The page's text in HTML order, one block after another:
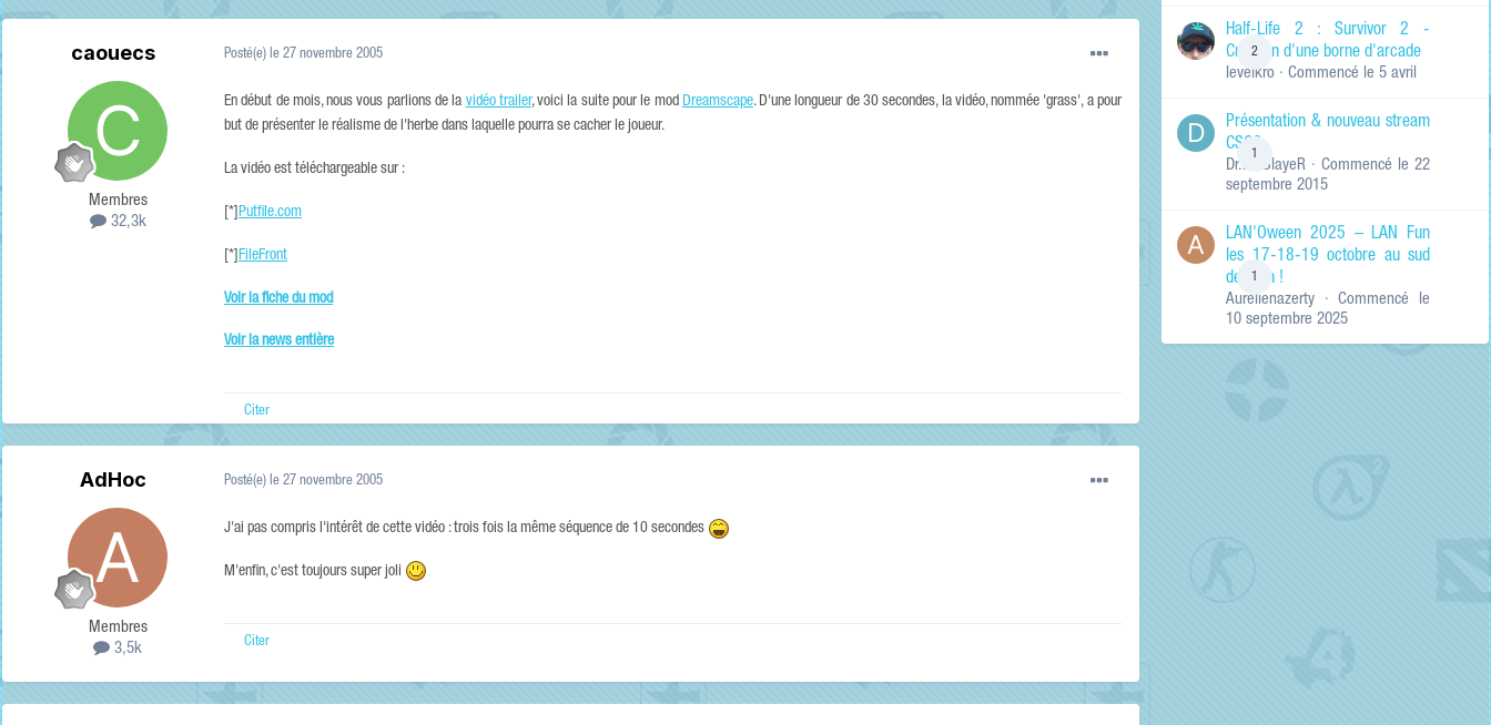
RECHERCHER LES
Titres et corps
Titres des
uniquement
caouecs
Membres
32,3k
Posté(e) le 27 novembre 2005
En début de mois, nous vous parlions de la vidéo trailer, voici la suite pour le mod Dreamscape. D'une longueur de 30 secondes, la vidéo, nommée 'grass', a pour
but de présenter le réalisme de l'herbe dans laquelle pourra se cacher le joueur.
La vidéo est téléchargeable sur :
[*] Putfile.com
[*] FileFront
Voir la fiche du mod
Voir la news entière
Citer
AdHoc
Membres
3,5k
Posté(e) le 27 novembre 2005
J'ai pas compris l'intérêt de cette vidéo : trois fois la même séquence de 10 secondes
M'enfin, c'est toujours super joli
Citer
2
Half-Life 2 : Survivor 2 -
Création d'une borne d'arcade
levelkro · Commencé le 5 avril
1
Présentation & nouveau stream
CSGO
Dr.KinSlayeR · Commencé le 22
septembre 2015
1
LAN'Oween 2025 – LAN Fun
les 17-18-19 octobre au sud
de Lyon !
Aurelienazerty · Commencé le
10 septembre 2025